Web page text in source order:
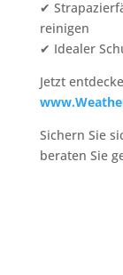
✔
reinigen
✔ Idealer
Jetzt
Sichern Sie
beraten Sie